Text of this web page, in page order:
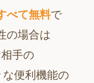
べて無料で
の場合は
手の
便利機能の